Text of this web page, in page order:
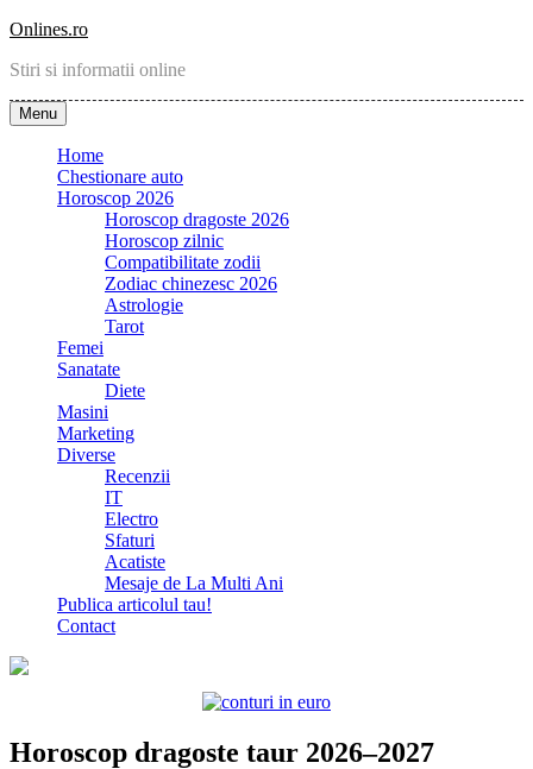
Skip
content
Onlines.ro
Stiri si informatii online
Menu
Home
Chestionare auto
Horoscop 2026
Horoscop dragoste 2026
Horoscop zilnic
Compatibilitate zodii
Zodiac chinezesc 2026
Astrologie
Tarot
Femei
Sanatate
Diete
Masini
Marketing
Diverse
Recenzii
IT
Electro
Sfaturi
Acatiste
Mesaje de La Multi Ani
Publica articolul tau!
Contact
Horoscop dragoste taur 2026–2027